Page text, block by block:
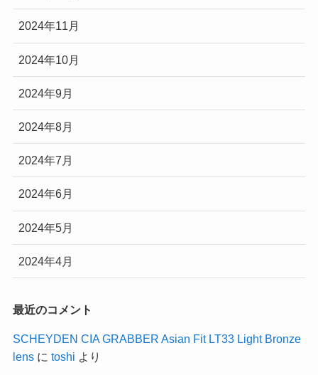
2024年11月
2024年10月
2024年9月
2024年8月
2024年7月
2024年6月
2024年5月
2024年4月
最近のコメント
SCHEYDEN CIA GRABBER Asian Fit LT33 Light Bronze
lensに toshi より